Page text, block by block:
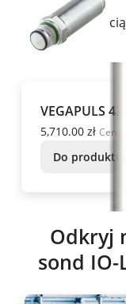
VEGAPULS 42
5,710.00 zł Cena
Do produktu
Odkryj
sond